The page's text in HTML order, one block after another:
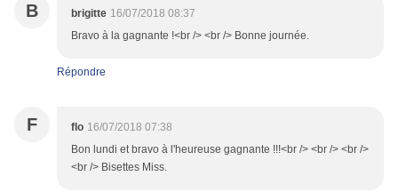
B brigitte 16/07/2018 08:37
Bravo à la gagnante !<br /> <br /> Bonne journée.
Répondre
F flo 16/07/2018 07:38
Bon lundi et bravo à l'heureuse gagnante !!!<br /> <br /> <br />
<br /> Bisettes Miss.